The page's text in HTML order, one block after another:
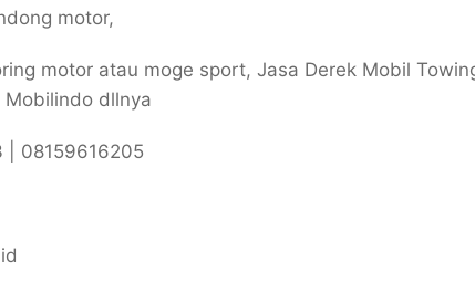
motor,
motor atau moge sport, Jasa Derek Mobil
dllnya
| 08159616205